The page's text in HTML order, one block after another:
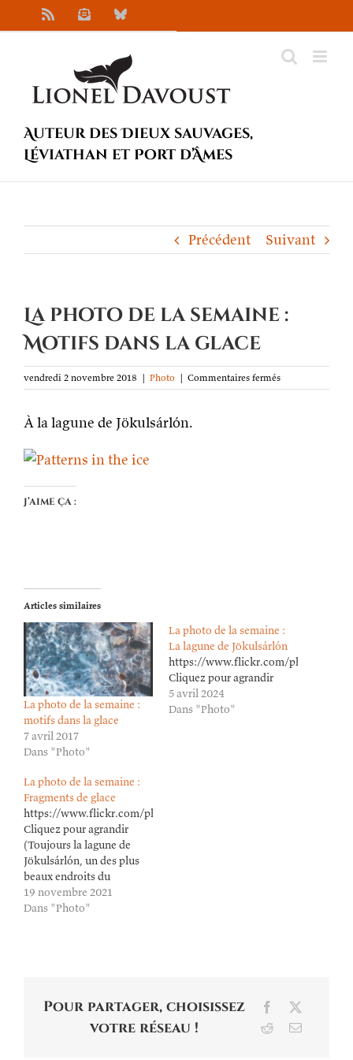
au
NewsletterBluesky
Auteur des Dieux sauvages,
Léviathan et Port d’Âmes
Précédent Suivant
La photo de la semaine :
Motifs dans la glace
vendredi 2 novembre 2018 | Photo | Commentaires ferméssur
La
À la lagune de Jökulsárlón.
J’aime ça :
Articles similaires
La photo de la semaine :
motifs dans la glace
7 avril 2017
Dans "Photo"
La photo de la semaine :
La lagune de Jökulsárlón
https://www.flickr.com/photos/
Cliquez pour agrandir
5 avril 2024
Dans "Photo"
La photo de la semaine :
Fragments de glace
https://www.flickr.com/photos/lioneldavoust/51674308081/in/
Cliquez pour agrandir
(Toujours la lagune de
Jökulsárlón, un des plus
beaux endroits du
monde.)
19 novembre 2021
Dans "Photo"
Pour partager, choisissez
votre réseau !
Facebook
RedditEmail